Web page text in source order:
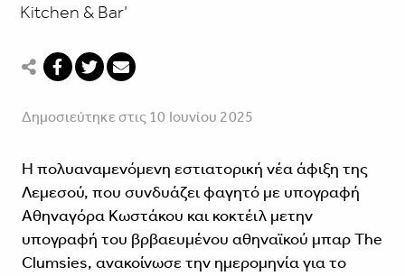
Kitchen & Bar’
Δημοσιεύτηκε στις 10 Ιουνίου 2025
Η πολυαναμενόμενη εστιατορική νέα άφιξη της
Λεμεσού, που συνδυάζει φαγητό με υπογραφή
Αθηναγόρα Κωστάκου και κοκτέιλ μετην
υπογραφή του βρβαευμένου αθηναϊκού μπαρ The
Clumsies, ανακοίνωσε την ημερομηνία για το